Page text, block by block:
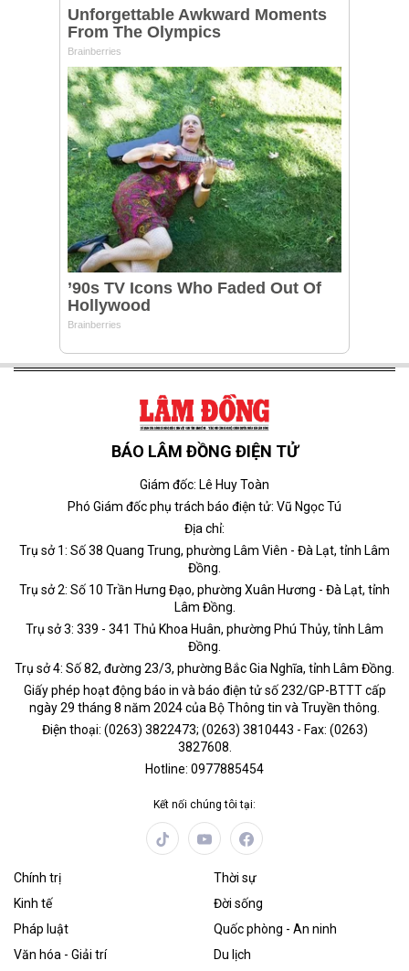
BÁO LÂM ĐỒNG ĐIỆN TỬ
Giám đốc: Lê Huy Toàn
Phó Giám đốc phụ trách báo điện tử: Vũ Ngọc Tú
Địa chỉ:
Trụ sở 1: Số 38 Quang Trung, phường Lâm Viên - Đà Lạt, tỉnh Lâm
Đồng.
Trụ sở 2: Số 10 Trần Hưng Đạo, phường Xuân Hương - Đà Lạt, tỉnh
Lâm Đồng.
Trụ sở 3: 339 - 341 Thủ Khoa Huân, phường Phú Thủy, tỉnh Lâm
Đồng.
Trụ sở 4: Số 82, đường 23/3, phường Bắc Gia Nghĩa, tỉnh Lâm Đồng.
Giấy phép hoạt động báo in và báo điện tử số 232/GP-BTTT cấp
ngày 29 tháng 8 năm 2024 của Bộ Thông tin và Truyền thông.
Điện thoại: (0263) 3822473; (0263) 3810443 - Fax: (0263)
3827608.
Hotline: 0977885454
Kết nối chúng tôi tại:
Chính trị
Thời sự
Kinh tế
Đời sống
Pháp luật
Quốc phòng - An ninh
Văn hóa - Giải trí
Du lịch